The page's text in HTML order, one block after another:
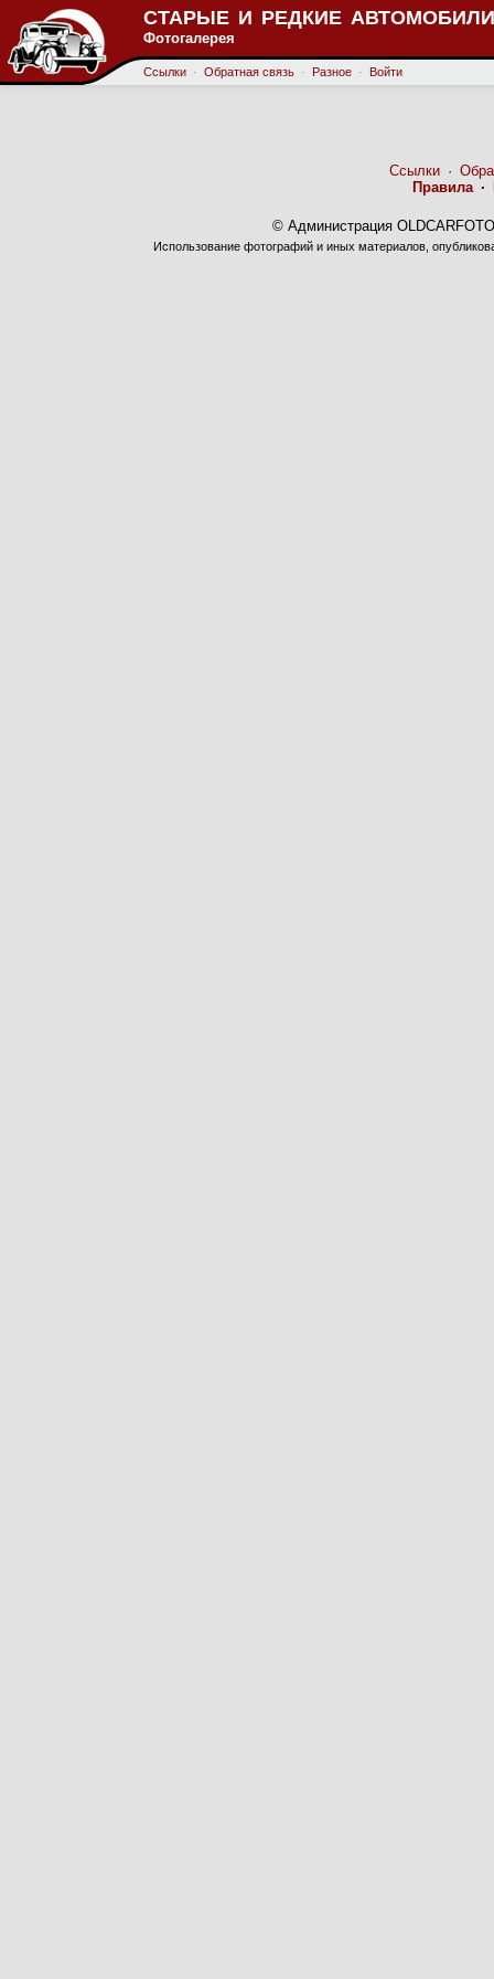
СТАРЫЕ И РЕДКИЕ
Фотогалерея
Ссылки · Обратная связь · Разное · Войти
Ссылки·
Правила·
© Администрация
Использование фотографий и иных материалов,